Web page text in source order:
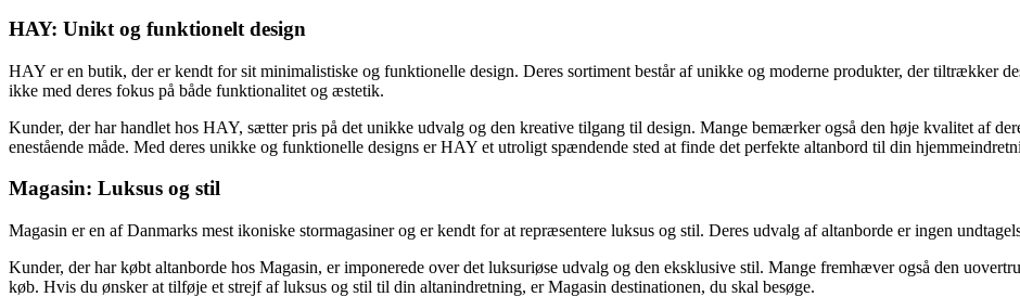
HAY: Unikt og funktionelt design
HAY er en butik, der er kendt for sit minimalistiske og funktionelle design. Deres sortiment består af unikke og moderne produkter, der tiltrækker
ikke med deres fokus på både funktionalitet og æstetik.
Kunder, der har handlet hos HAY, sætter pris på det unikke udvalg og den kreative tilgang til design. Mange bemærker også den høje kvalitet af
enestående måde. Med deres unikke og funktionelle designs er HAY et utroligt spændende sted at finde det perfekte altanbord til din
Magasin: Luksus og stil
Magasin er en af ​​Danmarks mest ikoniske stormagasiner og er kendt for at repræsentere luksus og stil. Deres udvalg af altanborde er ingen
Kunder, der har købt altanborde hos Magasin, er imponerede over det luksuriøse udvalg og den eksklusive stil. Mange fremhæver også den
køb. Hvis du ønsker at tilføje et strejf af luksus og stil til din altanindretning, er Magasin destinationen, du skal besøge.